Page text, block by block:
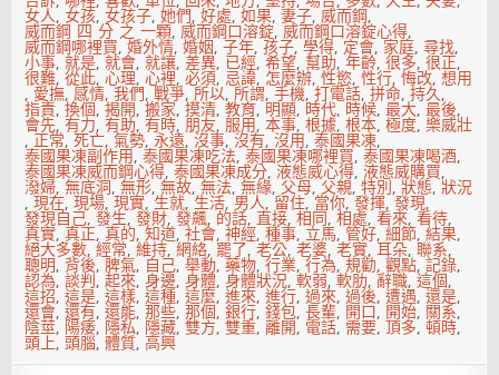
女人,女孩,女孩子,她們,好處,如果,妻子,威而鋼,
威而鋼 四 分 之 一顆,威而鋼口溶錠,威而鋼口溶錠心得,
威而鋼哪裡買,婚外情,婚姻,子年,孩子,學得, 定會, 家庭,尋找,
小事,就是,就會,就讓,差異, 已經,希望,幫助,年齡,很多,很正,
很難,從此,心理,心裡,必須, 忌諱, 怎麼辦,性慾,性行,悔改,想用
, 愛撫,感情,我們,戰爭,所以,所謂,手機,打電話,拼命,持久,
指責,換個,揭開,搬家,摸清,教育, 明顯, 時代, 時候,最大,最後,
會先,有力,有助,有時,朋友,服用,本事,根據,根本,極度,樂威壯
,正常,死亡,氣勢,永遠,沒事,沒有,沒用,泰國果凍,
泰國果凍副作用,泰國果凍吃法,泰國果凍哪裡買,泰國果凍喝酒,
泰國果凍威而鋼心得,泰國果凍成分,液態威心得,液態威購買,
潑婦,無底洞,無形,無故,無法,無緣,父母,父親,特別,狀態,狀況
,現在,現場,現實,生就,生活, 男人, 留住, 當你,發揮,發現,
發現自己,發生,發財,發飆, 的話,直接,相同,相處,看來,看待,
真實,真正,真的,知道,社會,神經,種事,立馬,管好,細節,結果,
絕大多數,經常,維持,網絡, 罷了,老公,老婆,老實,耳朵,聯系,
聰明, 背後,脾氣, 自己,舉動,藥物,行業,行為,規勸,觀點,記錄,
認為,談判,起來,身邊,身體,身體狀況,軟弱,軟肋, 辭職,這個,
這招,這是,這樣,這種,這麼,進來,進行,過來,過後,遭遇,還是,
還會,還有,還能,那些,那個,銀行,錢包,長輩, 開口, 開始, 關系,
陰莖, 陽痿, 隱私, 隱藏,雙方,雙重,離開, 電話, 需要,頂多,頓時,
頭上,頭腦,體質,高興